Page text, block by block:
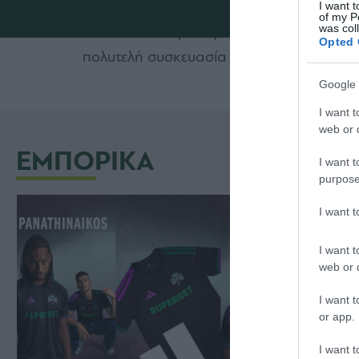
I want
of my
was
Opted
Google
I want
web or
I want
I want
I want
web or
I want
or app.
I want
Τα συλλεκτικά ρολόγια με το σήμα και
πολυτελή συσκευασία στα καταστήματα
ΕΜΠΟΡΙΚΑ